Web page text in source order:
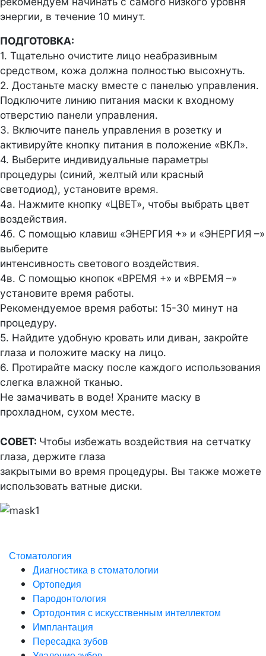
энергии, в течение 10 минут.
ПОДГОТОВКА:
1. Тщательно очистите лицо неабразивным
средством, кожа должна полностью высохнуть.
2. Достаньте маску вместе с панелью управления.
Подключите линию питания маски к входному
отверстию панели управления.
3. Включите панель управления в розетку и
активируйте кнопку питания в положение «ВКЛ».
4. Выберите индивидуальные параметры
процедуры (синий, желтый или красный
светодиод), установите время.
4а. Нажмите кнопку «ЦВЕТ», чтобы выбрать цвет
воздействия.
4б. С помощью клавиш «ЭНЕРГИЯ +» и «ЭНЕРГИЯ –»
выберите
интенсивность светового воздействия.
4в. С помощью кнопок «ВРЕМЯ +» и «ВРЕМЯ –»
установите время работы.
Рекомендуемое время работы: 15-30 минут на
процедуру.
5. Найдите удобную кровать или диван, закройте
глаза и положите маску на лицо.
6. Протирайте маску после каждого использования
слегка влажной тканью.
Не замачивать в воде! Храните маску в
прохладном, сухом месте.
СОВЕТ: Чтобы избежать воздействия на сетчатку
глаза, держите глаза
закрытыми во время процедуры. Вы также можете
использовать ватные диски.
Стоматология
Диагностика в стоматологии
Ортопедия
Пародонтология
Ортодонтия с искусственным интеллектом
Имплантация
Пересадка зубов